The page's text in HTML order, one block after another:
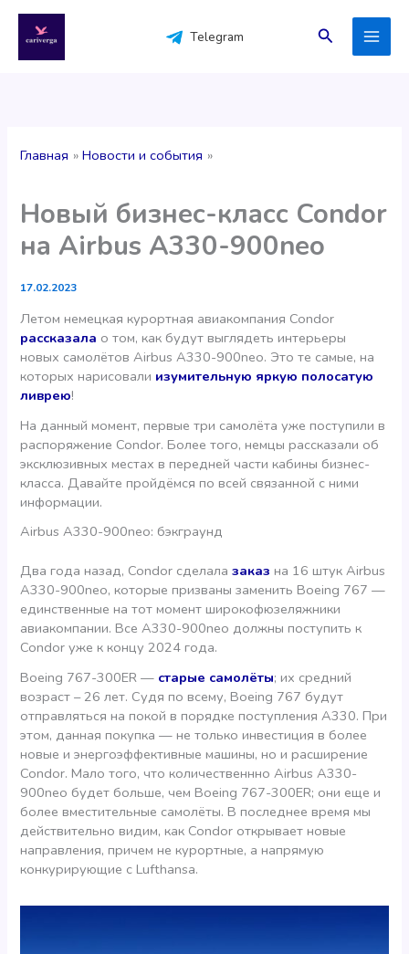
содержимому
Telegram Поиск
Главная Новости и события
Новый бизнес-класс Condor
на Airbus A330-900neo
17.02.2023
Летом немецкая курортная авиакомпания Condor
рассказала о том, как будут выглядеть интерьеры
новых самолётов Airbus A330-900neo. Это те самые, на
которых нарисовали изумительную яркую полосатую
ливрею!
На данный момент, первые три самолёта уже поступили в
распоряжение Condor. Более того, немцы рассказали об
эксклюзивных местах в передней части кабины бизнес-
класса. Давайте пройдёмся по всей связанной с ними
информации.
Airbus A330-900neo: бэкграунд
Два года назад, Condor сделалазаказ на 16 штук Airbus
A330-900neo, которые призваны заменить Boeing 767 —
единственные на тот момент широкофюзеляжники
авиакомпании. Все A330-900neo должны поступить к
Condor уже к концу 2024 года.
Boeing 767-300ER — старые самолёты; их средний
возраст – 26 лет. Судя по всему, Boeing 767 будут
отправляться на покой в порядке поступления А330. При
этом, данная покупка — не только инвестиция в более
новые и энергоэффективные машины, но и расширение
Condor. Мало того, что количественнно Airbus A330-
900neo будет больше, чем Boeing 767-300ER; они еще и
более вместительные самолёты. В последнее время мы
действительно видим, как Condor открывает новые
направления, причем не курортные, а напрямую
конкурирующие с Lufthansa.